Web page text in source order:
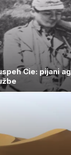
Cie: pijani